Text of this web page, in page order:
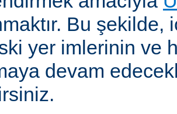
Bu
yer imlerinin ve
devam